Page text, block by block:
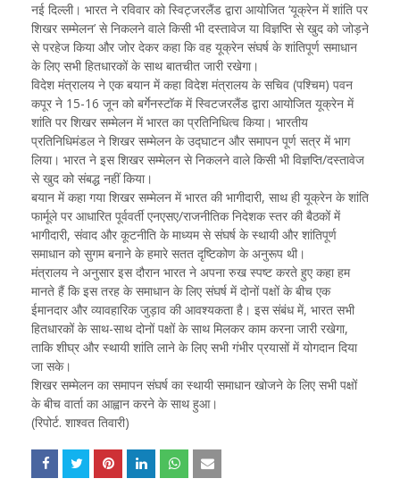
नई दिल्ली। भारत ने रविवार को स्विट्जरलैंड द्वारा आयोजित ‘यूक्रेन में शांति पर
शिखर सम्मेलन’ से निकलने वाले किसी भी दस्तावेज या विज्ञप्ति से खुद को जोड़ने
से परहेज किया और जोर देकर कहा कि वह यूक्रेन संघर्ष के शांतिपूर्ण समाधान
के लिए सभी हितधारकों के साथ बातचीत जारी रखेगा।
विदेश मंत्रालय ने एक बयान में कहा विदेश मंत्रालय के सचिव (पश्चिम) पवन
कपूर ने 15-16 जून को बर्गेनस्टॉक में स्विटजरलैंड द्वारा आयोजित यूक्रेन में
शांति पर शिखर सम्मेलन में भारत का प्रतिनिधित्व किया। भारतीय
प्रतिनिधिमंडल ने शिखर सम्मेलन के उद्घाटन और समापन पूर्ण सत्र में भाग
लिया। भारत ने इस शिखर सम्मेलन से निकलने वाले किसी भी विज्ञप्ति/दस्तावेज
से खुद को संबद्ध नहीं किया।
बयान में कहा गया शिखर सम्मेलन में भारत की भागीदारी, साथ ही यूक्रेन के शांति
फार्मूले पर आधारित पूर्ववर्ती एनएसए/राजनीतिक निदेशक स्तर की बैठकों में
भागीदारी, संवाद और कूटनीति के माध्यम से संघर्ष के स्थायी और शांतिपूर्ण
समाधान को सुगम बनाने के हमारे सतत दृष्टिकोण के अनुरूप थी।
मंत्रालय ने अनुसार इस दौरान भारत ने अपना रुख स्पष्ट करते हुए कहा हम
मानते हैं कि इस तरह के समाधान के लिए संघर्ष में दोनों पक्षों के बीच एक
ईमानदार और व्यावहारिक जुड़ाव की आवश्यकता है। इस संबंध में, भारत सभी
हितधारकों के साथ-साथ दोनों पक्षों के साथ मिलकर काम करना जारी रखेगा,
ताकि शीघ्र और स्थायी शांति लाने के लिए सभी गंभीर प्रयासों में योगदान दिया
जा सके।
शिखर सम्मेलन का समापन संघर्ष का स्थायी समाधान खोजने के लिए सभी पक्षों
के बीच वार्ता का आह्वान करने के साथ हुआ।
(रिपोर्ट. शाश्वत तिवारी)